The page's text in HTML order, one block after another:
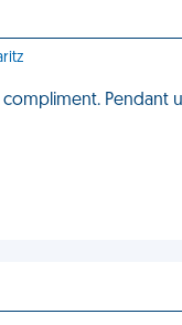
Pendant